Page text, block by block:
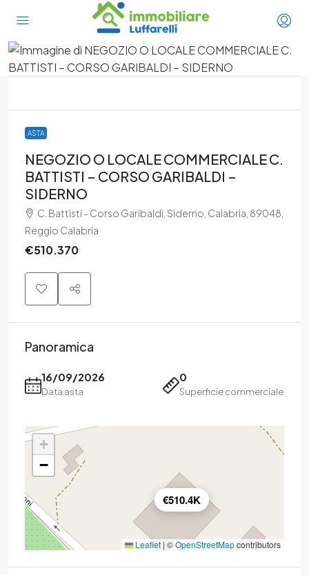
ASTA
NEGOZIO O LOCALE COMMERCIALE C.
BATTISTI – CORSO GARIBALDI –
SIDERNO
C. Battisti - Corso Garibaldi, Siderno, Calabria, 89048,
Reggio Calabria
€510.370
Panoramica
16/09/2026
Data asta
0
Superficie commerciale
€510.4K
+
−
Leaflet | ©OpenStreetMapcontributors